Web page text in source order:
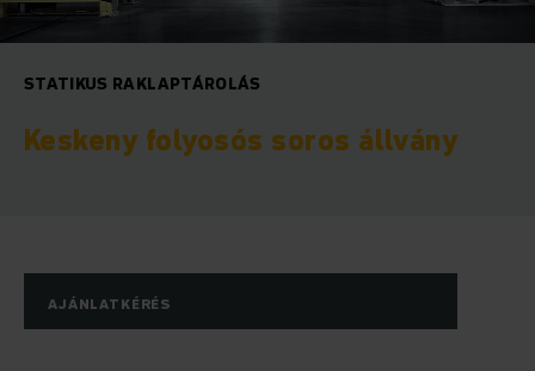
STATIKUS RAKLAPTÁROLÁS
Keskeny folyosós soros állvány
AJÁNLATKÉRÉS